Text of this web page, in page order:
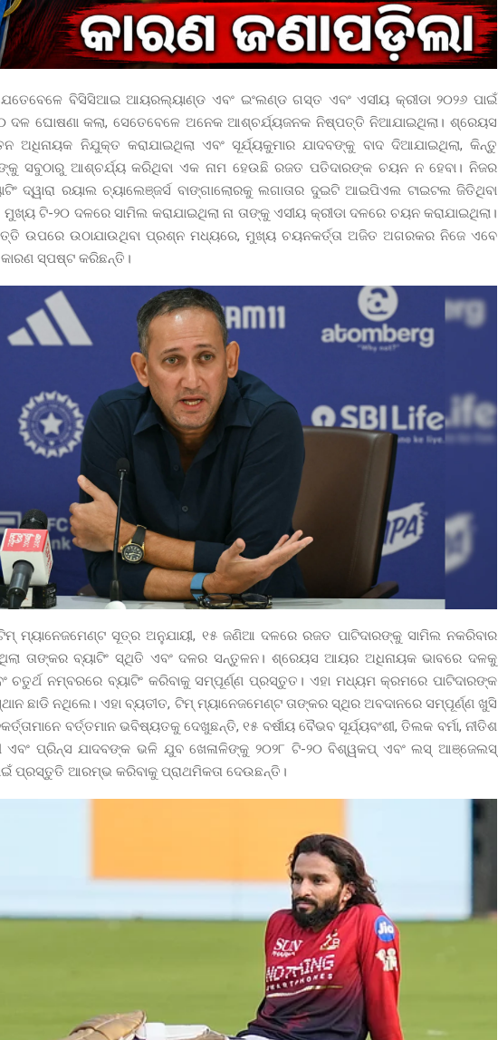
ବିସିସିଆଇ ଆୟରଲ୍ୟାଣ୍ଡ ଏବଂ ଇଂଲଣ୍ଡ ଗସ୍ତ ଏବଂ ଏସୀୟ କ୍ରୀଡା ୨୦୨୬ ପାଇଁ
ଦଳ ଘୋଷଣା କଲା, ସେତେବେଳେ ଅନେକ ଆଶ୍ଚର୍ଯ୍ୟଜନକ ନିଷ୍ପତ୍ତି ନିଆଯାଇଥିଲା। ଶ୍ରେୟସ
ନିଯୁକ୍ତ କରାଯାଇଥିଲା ଏବଂ ସୂର୍ଯ୍ୟକୁମାର ଯାଦବଙ୍କୁ ବାଦ ଦିଆଯାଇଥିଲା, କିନ୍ତୁ
ସବୁଠାରୁ ଆଶ୍ଚର୍ଯ୍ୟ କରିଥିବା ଏକ ନାମ ହେଉଛି ରଜତ ପତିଦାରଙ୍କ ଚୟନ ନ ହେବା। ନିଜର
ଦ୍ୱାରା ରୟାଲ ଚ୍ୟାଲେଞ୍ଜର୍ସ ବାଙ୍ଗାଲୋରକୁ ଲଗାତାର ଦୁଇଟି ଆଇପିଏଲ ଟାଇଟଲ ଜିତିଥିବା
ଟି-୨୦ ଦଳରେ ସାମିଲ କରାଯାଇଥିଲା ନା ତାଙ୍କୁ ଏସୀୟ କ୍ରୀଡା ଦଳରେ ଚୟନ କରାଯାଇଥିଲା।
ଉପରେ ଉଠାଯାଉଥିବା ପ୍ରଶ୍ନ ମଧ୍ୟରେ, ମୁଖ୍ୟ ଚୟନକର୍ତ୍ତା ଅଜିତ ଅଗରକର ନିଜେ ଏବେ
ସ୍ପଷ୍ଟ କରିଛନ୍ତି।
ମ୍ୟାନେଜମେଣ୍ଟ ସୂତ୍ର ଅନୁଯାୟୀ, ୧୫ ଜଣିଆ ଦଳରେ ରଜତ ପାଟିଦାରଙ୍କୁ ସାମିଲ ନକରିବାର
ତାଙ୍କର ବ୍ୟାଟିଂ ସ୍ଥିତି ଏବଂ ଦଳର ସନ୍ତୁଳନ। ଶ୍ରେୟସ ଆୟର ଅଧିନାୟକ ଭାବରେ ଦଳକୁ
ଚତୁର୍ଥ ନମ୍ବରରେ ବ୍ୟାଟିଂ କରିବାକୁ ସମ୍ପୂର୍ଣ୍ଣ ପ୍ରସ୍ତୁତ। ଏହା ମଧ୍ୟମ କ୍ରମରେ ପାଟିଦାରଙ୍କ
ଛାଡି ନଥିଲେ। ଏହା ବ୍ୟତୀତ, ଟିମ୍ ମ୍ୟାନେଜମେଣ୍ଟ ତାଙ୍କର ସ୍ଥିର ଅବଦାନରେ ସମ୍ପୂର୍ଣ୍ଣ ଖୁସି
ବର୍ତ୍ତମାନ ଭବିଷ୍ୟତକୁ ଦେଖୁଛନ୍ତି, ୧୫ ବର୍ଷୀୟ ବୈଭବ ସୂର୍ଯ୍ୟବଂଶୀ, ତିଲକ ବର୍ମା, ନୀତିଶ
ଏବଂ ପ୍ରିନ୍ସ ଯାଦବଙ୍କ ଭଳି ଯୁବ ଖେଳାଳିଙ୍କୁ ୨୦୨୮ ଟି-୨୦ ବିଶ୍ୱକପ୍ ଏବଂ ଲସ୍ ଆଞ୍ଜେଲସ୍
ପ୍ରସ୍ତୁତି ଆରମ୍ଭ କରିବାକୁ ପ୍ରାଥମିକତା ଦେଉଛନ୍ତି।